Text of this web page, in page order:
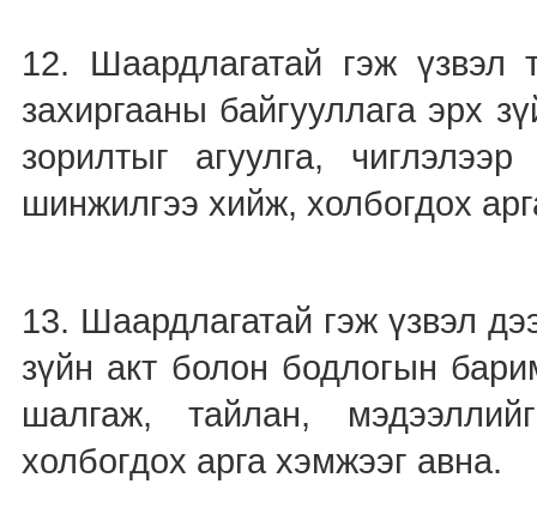
12. Шаардлагатай гэж үзвэл
захиргааны байгууллага эрх
зорилтыг агуулга,
шинжилгээ хийж, холбогдох
13. Шаардлагатай гэж үзвэл
зүйн акт болон бодлогын
шалгаж, тайлан,
холбогдох арга хэмжээг авна.